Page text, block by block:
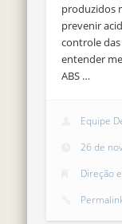
produzidos
prevenir
controle
entender
ABS …
Equipe
26 de
Direção